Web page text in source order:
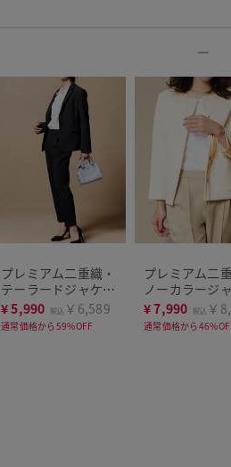
プレミアム二重織・
テーラードジャケッ
ト
¥5,990 税込 ￥6,589
通常価格から59%OFF
プレミアム二
ノーカラージ
ト
¥7,990 税込 ￥
通常価格から